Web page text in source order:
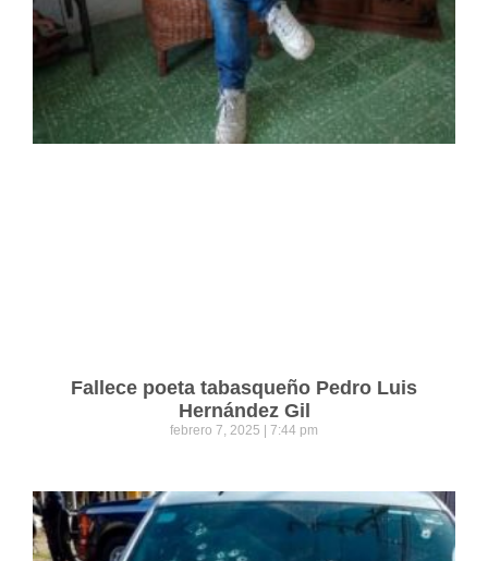
Fallece poeta tabasqueño Pedro Luis
Hernández Gil
febrero 7, 2025 7:44 pm